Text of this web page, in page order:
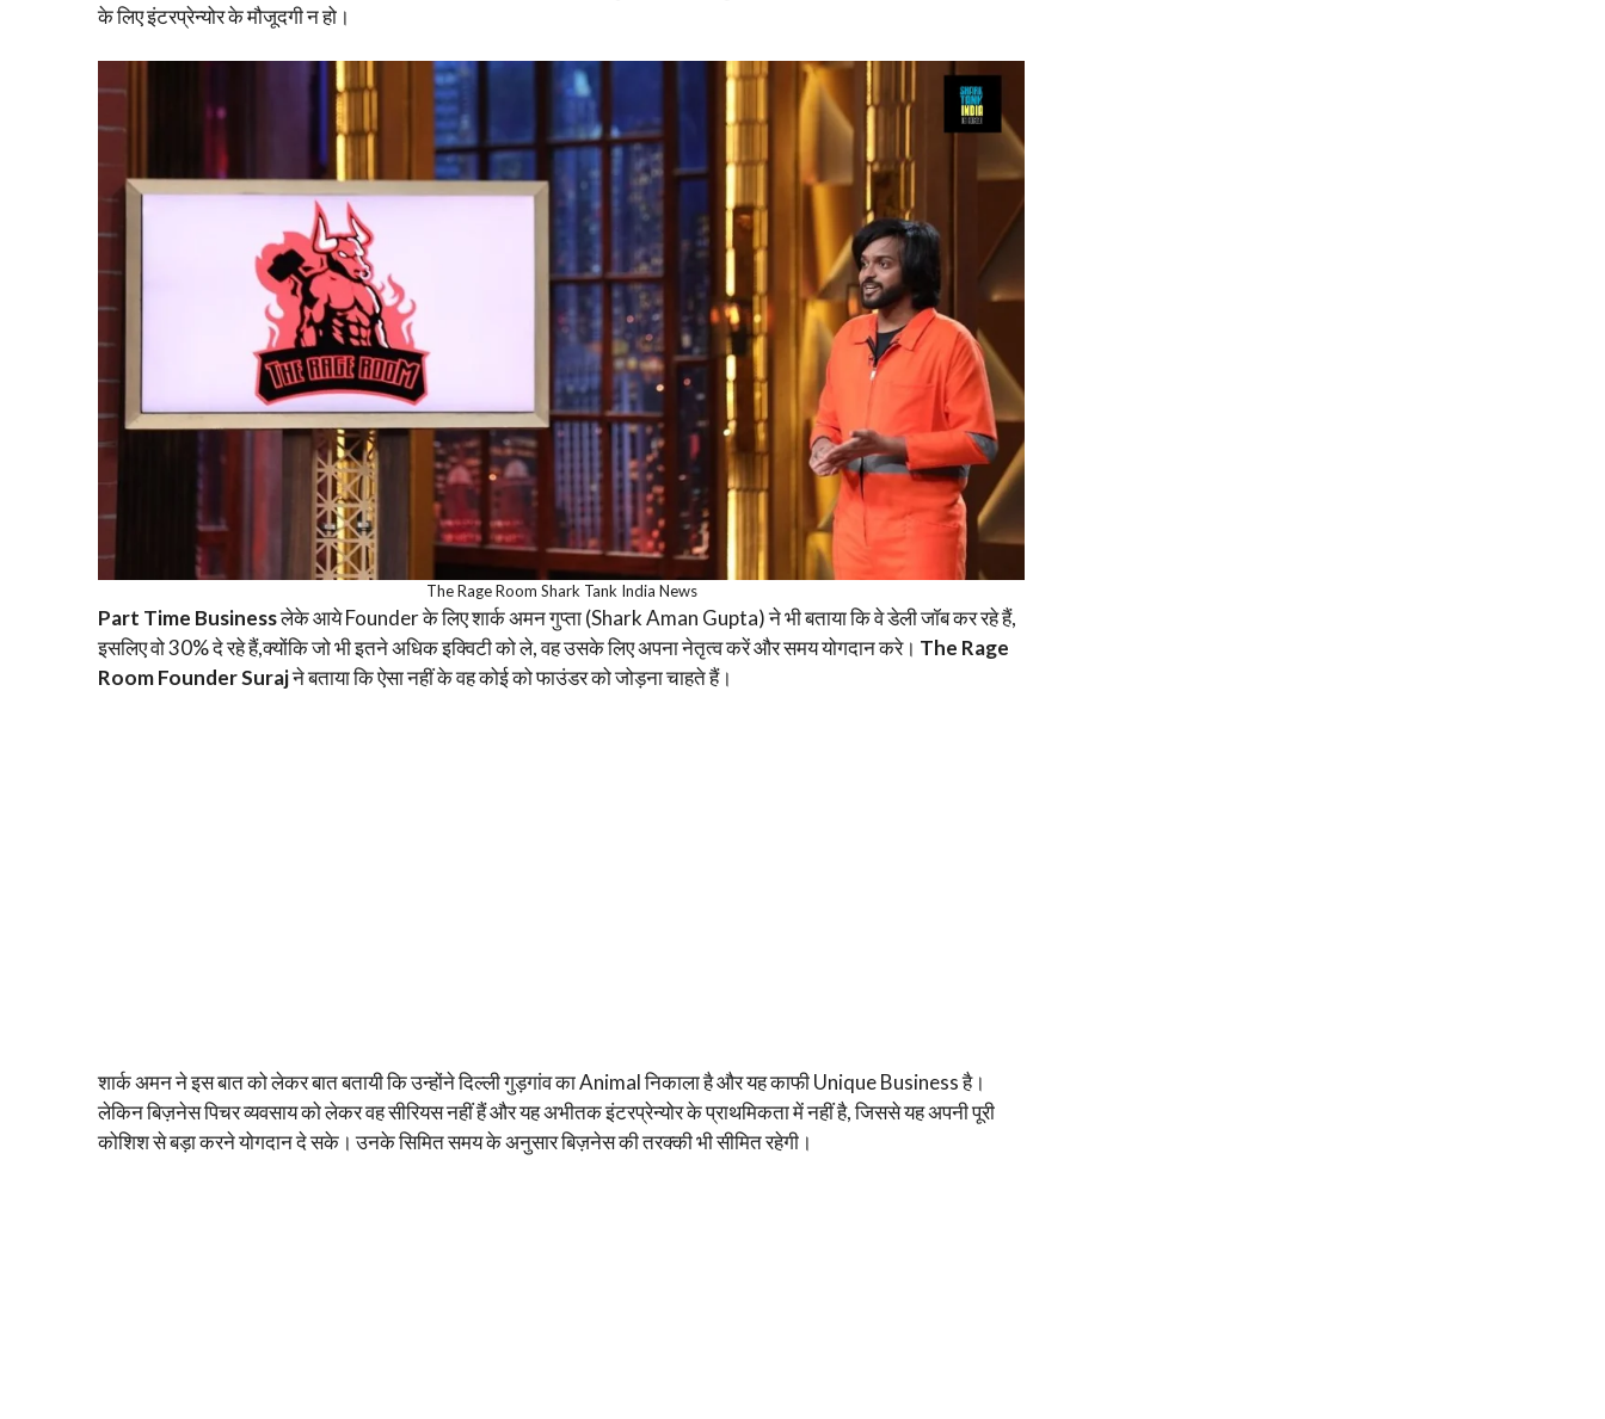
के लिए इंटरप्रेन्योर के मौजूदगी न हो।
The Rage Room Shark Tank India News
Part Time Businessलेके आये Founder के लिए शार्क अमन गुप्ता (Shark Aman Gupta) ने भी बताया कि वे डेली जॉब कर रहे हैं,
इसलिए वो 30% दे रहे हैं,क्योंकि जो भी इतने अधिक इक्विटी को ले, वह उसके लिए अपना नेतृत्व करें और समय योगदान करे। The Rage
Room Founder Surajने बताया कि ऐसा नहीं के वह कोई को फाउंडर को जोड़ना चाहते हैं।
शार्क अमन ने इस बात को लेकर बात बतायी कि उन्होंने दिल्ली गुड़गांव का Animal निकाला है और यह काफी Unique Business है।
लेकिन बिज़नेस पिचर व्यवसाय को लेकर वह सीरियस नहीं हैं और यह अभीतक इंटरप्रेन्योर के प्राथमिकता में नहीं है, जिससे यह अपनी पूरी
कोशिश से बड़ा करने योगदान दे सके। उनके सिमित समय के अनुसार बिज़नेस की तरक्की भी सीमित रहेगी।